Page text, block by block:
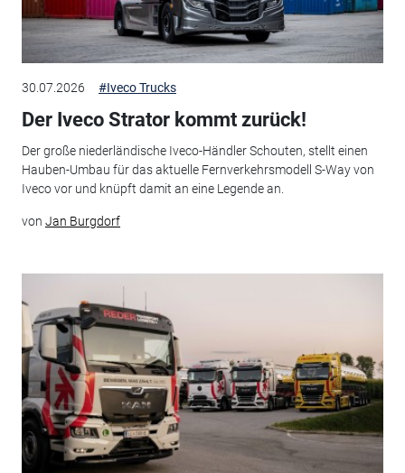
30.07.2026 #Iveco Trucks
Der Iveco Strator kommt zurück!
Der große niederländische Iveco-Händler Schouten, stellt einen
Hauben-Umbau für das aktuelle Fernverkehrsmodell S-Way von
Iveco vor und knüpft damit an eine Legende an.
von Jan Burgdorf